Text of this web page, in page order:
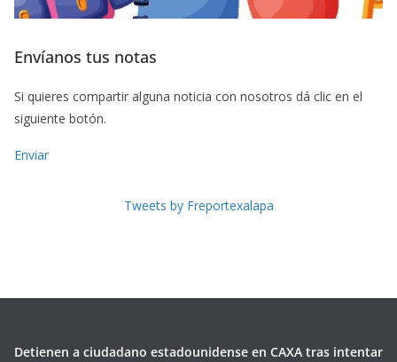
Envíanos tus notas
Si quieres compartir alguna noticia con nosotros dá clic en el
siguiente botón.
Enviar
Tweets by Freportexalapa
Detienen a ciudadano estadounidense en CAXA tras intentar